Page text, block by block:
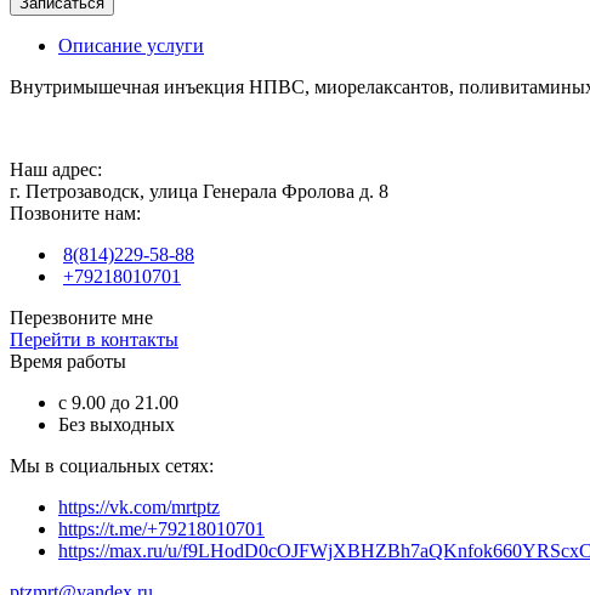
Описание услуги
Внутримышечная инъекция НПВС, миорелаксантов,
Наш адрес:
г. Петрозаводск, улица Генерала Фролова д. 8
Позвоните нам:
8(814)229-58-88
+79218010701
Перезвоните мне
Перейти в контакты
Время работы
с 9.00 до 21.00
Без выходных
Мы в социальных сетях:
https://vk.com/mrtptz
https://t.me/+79218010701
https://max.ru/u/